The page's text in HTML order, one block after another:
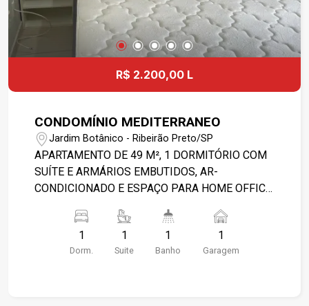
R$ 2.200,00 L
CONDOMÍNIO MEDITERRANEO
Jardim Botânico - Ribeirão Preto/SP
APARTAMENTO DE 49 M², 1 DORMITÓRIO COM
SUÍTE E ARMÁRIOS EMBUTIDOS, AR-
CONDICIONADO E ESPAÇO PARA HOME OFFICE.
COM RACK, VENTILADOR DE TETO E SACADA
AGRADÁVEL. COZINHA EQUIPADA COM
GELADEIRA, FOGÃO, MICRO-ONDAS, MÁQUINA
1
Dorm.
1
Suite
1
Banho
1
Garagem